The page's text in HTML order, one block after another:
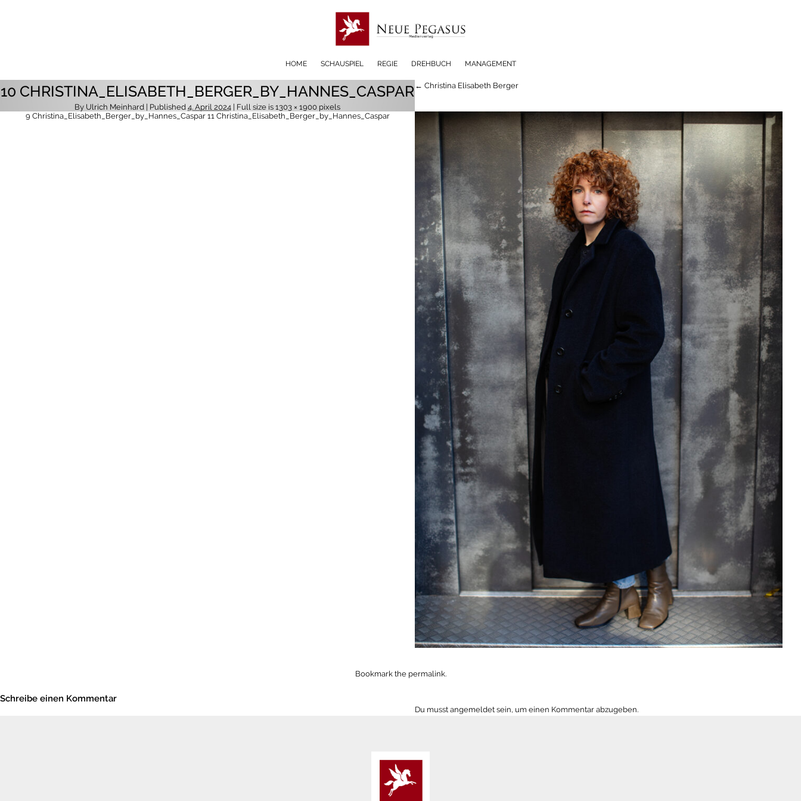
HOME SCHAUSPIEL REGIE DREHBUCH MANAGEMENT
← Christina Elisabeth Berger
10 CHRISTINA_ELISABETH_BERGER_BY_HANNES_CASPAR
By Ulrich Meinhard | Published 4. April 2024 | Full size is 1303 × 1900 pixels
9 Christina_Elisabeth_Berger_by_Hannes_Caspar 11 Christina_Elisabeth_Berger_by_Hannes_Caspar
Bookmark the permalink.
Schreibe einen Kommentar
Du musst angemeldet sein, um einen Kommentar abzugeben.